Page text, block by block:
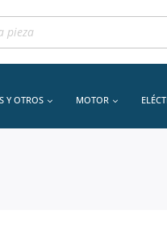
Y OTROS MOTOR